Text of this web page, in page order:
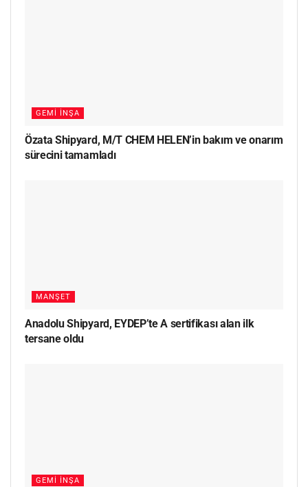
GEMI İNŞA
Özata Shipyard, M/T CHEM HELEN’in bakım ve onarım
sürecini tamamladı
MANŞET
Anadolu Shipyard, EYDEP’te A sertifikası alan ilk
tersane oldu
GEMI İNŞA